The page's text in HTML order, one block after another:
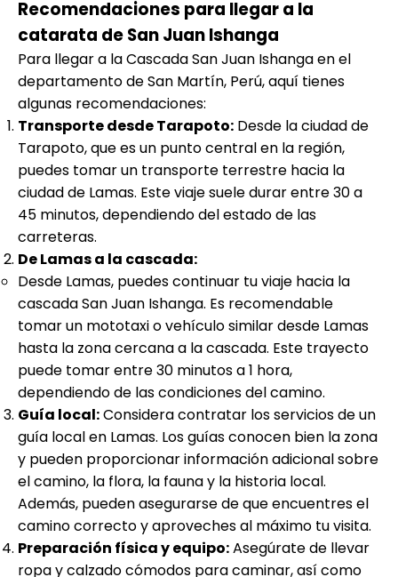
Recomendaciones para llegar a la
catarata de San Juan Ishanga
Para llegar a la Cascada San Juan Ishanga en el
departamento de San Martín, Perú, aquí tienes
algunas recomendaciones:
Transporte desde Tarapoto: Desde la ciudad de
Tarapoto, que es un punto central en la región,
puedes tomar un transporte terrestre hacia la
ciudad de Lamas. Este viaje suele durar entre 30 a
45 minutos, dependiendo del estado de las
carreteras.
De Lamas a la cascada:
Desde Lamas, puedes continuar tu viaje hacia la
cascada San Juan Ishanga. Es recomendable
tomar un mototaxi o vehículo similar desde Lamas
hasta la zona cercana a la cascada. Este trayecto
puede tomar entre 30 minutos a 1 hora,
dependiendo de las condiciones del camino.
Guía local:Considera contratar los servicios de un
guía local en Lamas. Los guías conocen bien la zona
y pueden proporcionar información adicional sobre
el camino, la flora, la fauna y la historia local.
Además, pueden asegurarse de que encuentres el
camino correcto y aproveches al máximo tu visita.
Preparación física y equipo:Asegúrate de llevar
ropa y calzado cómodos para caminar, así como